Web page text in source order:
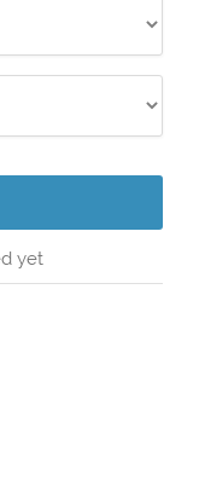
yet